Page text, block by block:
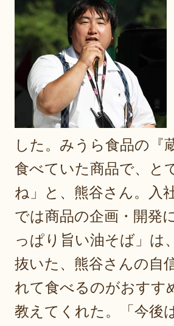
した。みうら食品の『
食べていた商品で、と
ね」と、熊谷さん。入
では商品の企画・開発
っぱり旨い油そば」は
抜いた、熊谷さんの自
れて食べるのがおすす
教えてくれた。「今後